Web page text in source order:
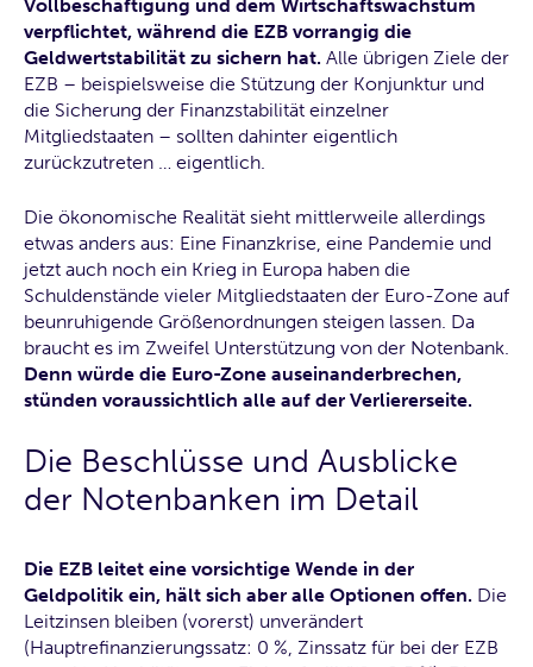
Vollbeschäftigung und dem Wirtschaftswachstum
verpflichtet, während die EZB vorrangig die
Geldwertstabilität zu sichern hat. Alle übrigen Ziele der
EZB – beispielsweise die Stützung der Konjunktur und
die Sicherung der Finanzstabilität einzelner
Mitgliedstaaten – sollten dahinter eigentlich
zurückzutreten … eigentlich.
Die ökonomische Realität sieht mittlerweile allerdings
etwas anders aus: Eine Finanzkrise, eine Pandemie und
jetzt auch noch ein Krieg in Europa haben die
Schuldenstände vieler Mitgliedstaaten der Euro-Zone auf
beunruhigende Größenordnungen steigen lassen. Da
braucht es im Zweifel Unterstützung von der Notenbank.
Denn würde die Euro-Zone auseinanderbrechen,
stünden voraussichtlich alle auf der Verliererseite.
Die Beschlüsse und Ausblicke
der Notenbanken im Detail
Die EZB leitet eine vorsichtige Wende in der
Geldpolitik ein, hält sich aber alle Optionen offen. Die
Leitzinsen bleiben (vorerst) unverändert
(Hauptrefinanzierungssatz: 0 %, Zinssatz für bei der EZB